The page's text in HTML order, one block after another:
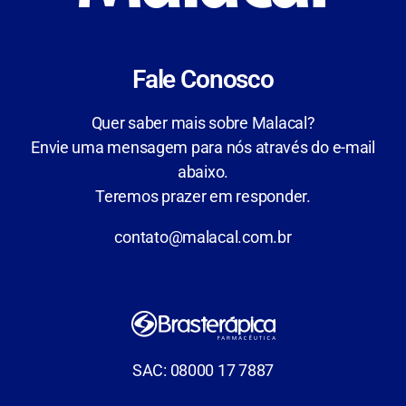
Fale Conosco
Quer saber mais sobre Malacal?
Envie uma mensagem para nós através do e-mail
abaixo.
Teremos prazer em responder.
contato@malacal.com.br
SAC: 08000 17 7887